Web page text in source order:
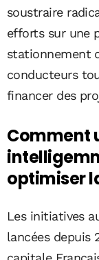
soustraire
efforts sur une
stationnement
conducteurs
financer des
Comment
optimiser
Les initiatives
lancées depuis